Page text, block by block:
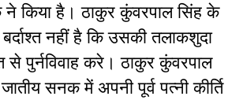
किया है। ठाकुर कुंवरपाल सिंह के
नहीं है कि उसकी तलाकशुदा
से पुर्नविवाह करे। ठाकुर कुंवरपाल
सनक में अपनी पूर्व पत्नी कीर्ति